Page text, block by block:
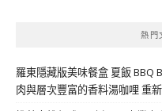
熱門
羅東隱藏版美味餐盒 夏飯 BBQ
肉與層次豐富的香料湯咖哩 重